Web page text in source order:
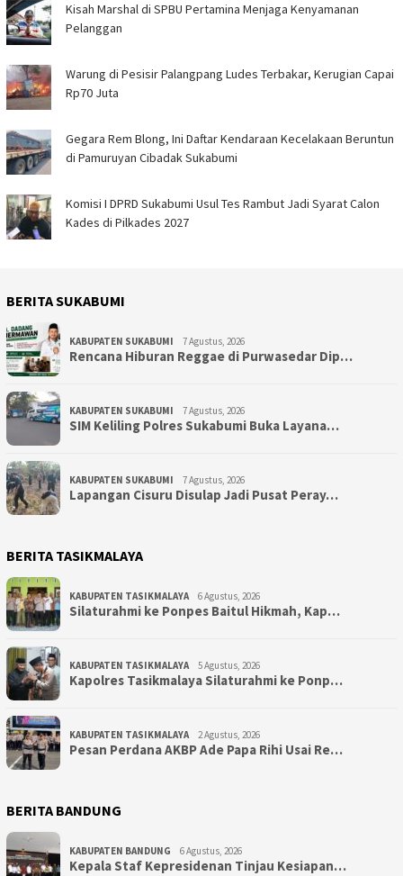
Kisah Marshal di SPBU Pertamina Menjaga Kenyamanan
Pelanggan
Warung di Pesisir Palangpang Ludes Terbakar, Kerugian Capai
Rp70 Juta
Gegara Rem Blong, Ini Daftar Kendaraan Kecelakaan Beruntun
di Pamuruyan Cibadak Sukabumi
Komisi I DPRD Sukabumi Usul Tes Rambut Jadi Syarat Calon
Kades di Pilkades 2027
BERITA SUKABUMI
KABUPATEN SUKABUMI 7 Agustus, 2026
Rencana Hiburan Reggae di Purwasedar Dip…
KABUPATEN SUKABUMI 7 Agustus, 2026
SIM Keliling Polres Sukabumi Buka Layana…
KABUPATEN SUKABUMI 7 Agustus, 2026
Lapangan Cisuru Disulap Jadi Pusat Peray…
BERITA TASIKMALAYA
KABUPATEN TASIKMALAYA 6 Agustus, 2026
Silaturahmi ke Ponpes Baitul Hikmah, Kap…
KABUPATEN TASIKMALAYA 5 Agustus, 2026
Kapolres Tasikmalaya Silaturahmi ke Ponp…
KABUPATEN TASIKMALAYA 2 Agustus, 2026
Pesan Perdana AKBP Ade Papa Rihi Usai Re…
BERITA BANDUNG
KABUPATEN BANDUNG 6 Agustus, 2026
Kepala Staf Kepresidenan Tinjau Kesiapan…